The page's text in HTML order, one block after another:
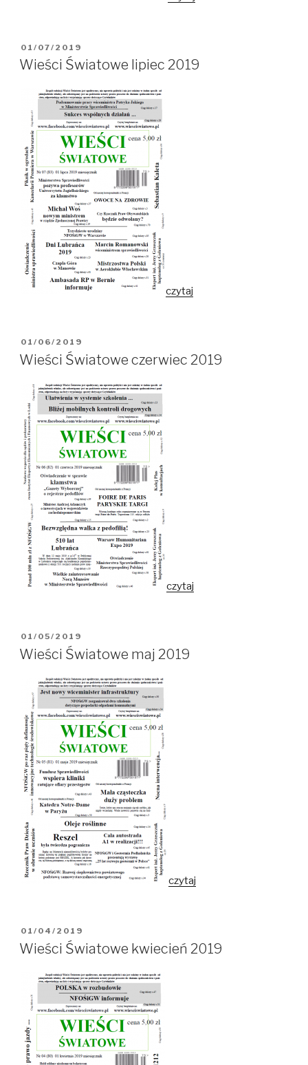
OPUBLIKOWANE
W
01/07/2019
Wieści Światowe lipiec 2019
czytaj
OPUBLIKOWANE
W
01/06/2019
Wieści Światowe czerwiec 2019
czytaj
OPUBLIKOWANE
W
01/05/2019
Wieści Światowe maj 2019
czytaj
OPUBLIKOWANE
W
01/04/2019
Wieści Światowe kwiecień 2019